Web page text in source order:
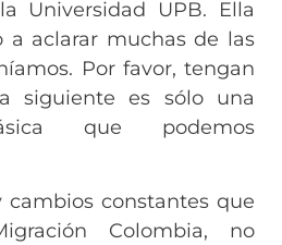
Universidad UPB. Ella
a aclarar muchas de las
Por favor, tengan
siguiente es sólo una
que podemos
constantes que
Colombia, no